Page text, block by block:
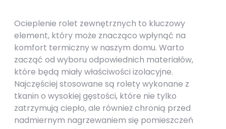
Ocieplenie rolet zewnętrznych to kluczowy
element, który może znacząco wpłynąć na
komfort termiczny w naszym domu. Warto
zacząć od wyboru odpowiednich materiałów,
które będą miały właściwości izolacyjne.
Najczęściej stosowane są rolety wykonane z
tkanin o wysokiej gęstości, które nie tylko
zatrzymują ciepło, ale również chronią przed
nadmiernym nagrzewaniem się pomieszczeń